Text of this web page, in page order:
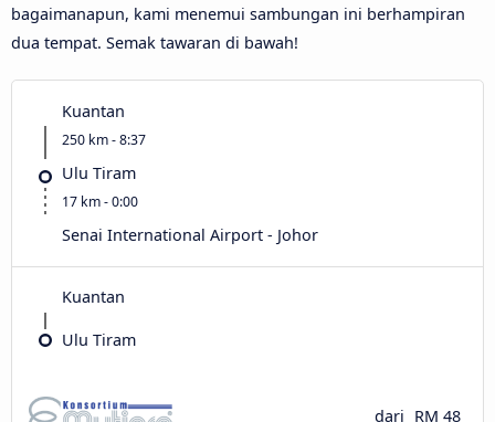
bagaimanapun, kami menemui sambungan ini berhampiran
dua tempat. Semak tawaran di bawah!
Kuantan
250 km - 8:37
Ulu Tiram
17 km - 0:00
Senai International Airport - Johor
Kuantan
Ulu Tiram
dari RM 48